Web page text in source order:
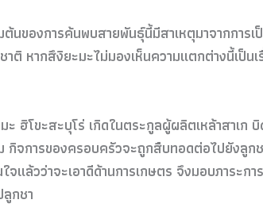
ต้นของการค้นพบสายพันธุ์นี้มีสาเหตุมาจากการ
าติ หากสึงิยะมะไม่มองเห็นความแตกต่างนี้เป็
ะ ฮิโขะสะบุโร่ เกิดในตระกูลผู้ผลิตเหล้าสาเ
กิจการของครอบครัวจะถูกสืบทอดต่อไปยังลูก
จแล้วว่าจะเอาดีด้านการเกษตร จึงมอบภาระ
ลูกชา